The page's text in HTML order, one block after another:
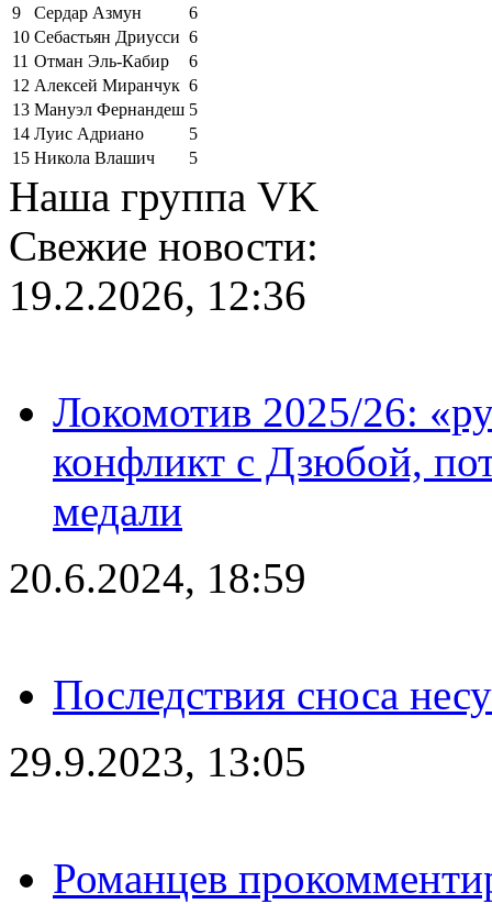
9
Сердар Азмун
6
10 Себастьян Дриусси 6
11 Отман Эль-Кабир
6
12 Алексей Миранчук 6
13 Мануэл Фернандеш 5
14 Луис Адриано
5
15 Никола Влашич 5
Наша группа VK
Свежие новости:
19.2.2026, 12:36
Локомотив 2025/26:
конфликт с Дзюбой,
медали
20.6.2024, 18:59
Последствия сноса
29.9.2023, 13:05
Романцев